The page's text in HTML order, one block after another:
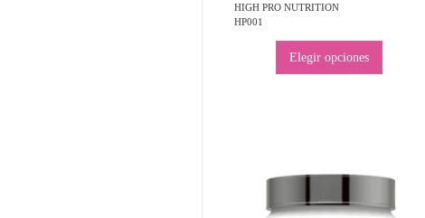
HIGH PRO NUTRITION
HP001
Elegir opciones